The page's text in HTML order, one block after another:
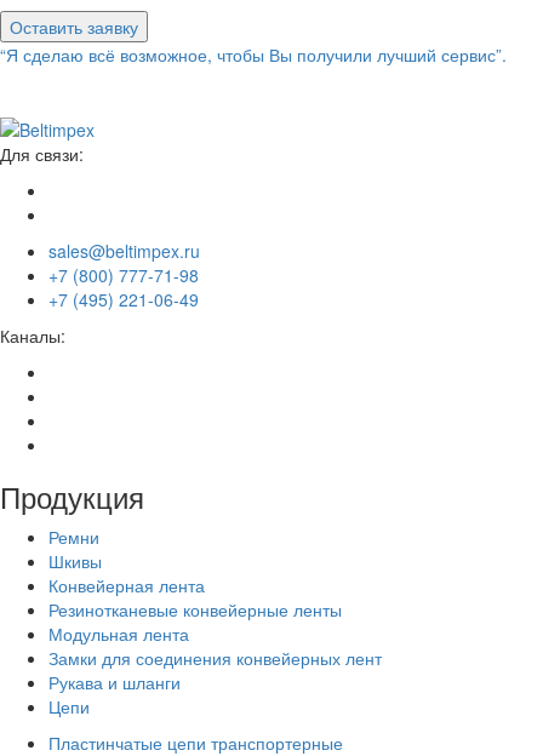
Оставить заявку
“Я сделаю всё возможное, чтобы Вы получили лучший сервис”.
Для связи:
sales@beltimpex.ru
+7 (800) 777-71-98
+7 (495) 221-06-49
Каналы:
Продукция
Ремни
Шкивы
Конвейерная лента
Резинотканевые конвейерные ленты
Модульная лента
Замки для соединения конвейерных лент
Рукава и шланги
Цепи
Пластинчатые цепи транспортерные